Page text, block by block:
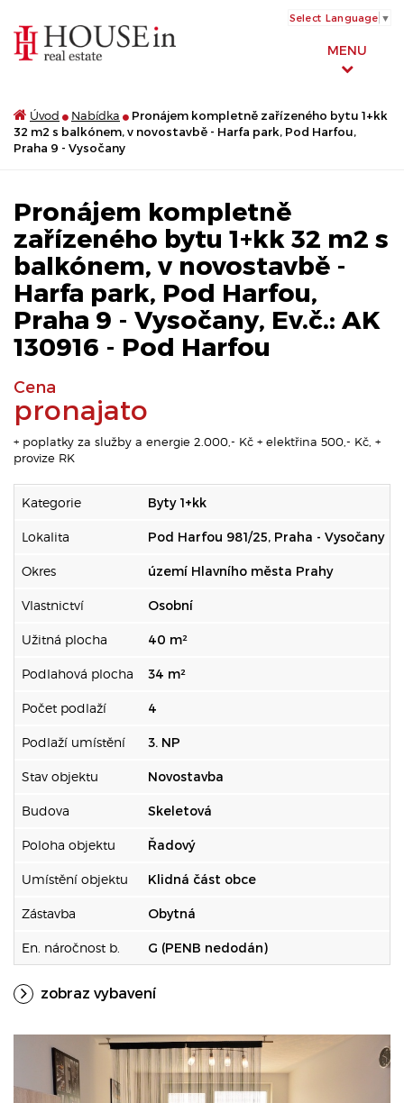
MENU
Select Language ▼
Úvod Nabídka
Pronájem kompletně zařízeného bytu 1+kk
32 m2 s balkónem, v novostavbě - Harfa park, Pod Harfou,
Praha 9 - Vysočany
Pronájem kompletně
zařízeného bytu 1+kk 32 m2 s
balkónem, v novostavbě -
Harfa park, Pod Harfou,
Praha 9 - Vysočany, Ev.č.: AK
130916 - Pod Harfou
Cena
pronajato
+ poplatky za služby a energie 2.000,- Kč + elektřina 500,- Kč, +
provize RK
Kategorie Byty 1+kk
Lokalita Pod Harfou 981/25, Praha - Vysočany
Okres území Hlavního města Prahy
Vlastnictví Osobní
Užitná plocha 40 m²
Podlahová plocha 34 m²
Počet podlaží 4
Podlaží umístění 3. NP
Stav objektu Novostavba
Budova Skeletová
Poloha objektu Řadový
Umístění objektu Klidná část obce
Zástavba Obytná
En. náročnost b. G (PENB nedodán)
zobraz vybavení